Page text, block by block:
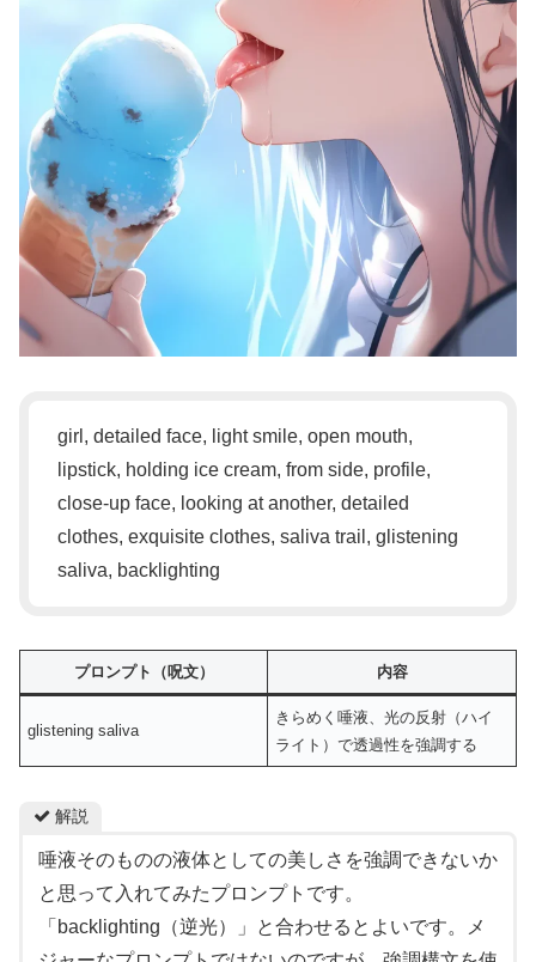
girl, detailed face, light smile, open mouth,
lipstick, holding ice cream, from side, profile,
close-up face, looking at another, detailed
clothes, exquisite clothes, saliva trail, glistening
saliva, backlighting
プロンプト（呪文） 内容
glistening saliva
きらめく唾液、光の反射（ハイ
ライト）で透過性を強調する
解説
唾液そのものの液体としての美しさを強調できないか
と思って入れてみたプロンプトです。
「backlighting（逆光）」と合わせるとよいです。メ